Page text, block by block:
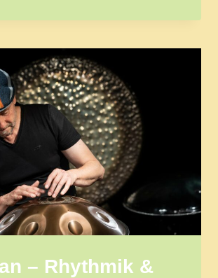
SHUFFLERHYTHMEN
BLUES
UND
SWING
– Rhythmik &